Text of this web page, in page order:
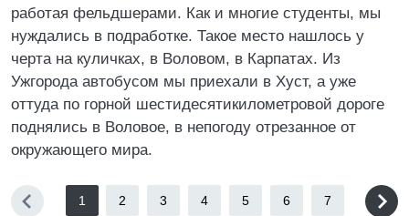
работая фельдшерами. Как и многие студенты, мы
нуждались в подработке. Такое место нашлось у
черта на куличках, в Воловом, в Карпатах. Из
Ужгорода автобусом мы приехали в Хуст, а уже
оттуда по горной шестидесятикилометровой дороге
поднялись в Воловое, в непогоду отрезанное от
окружающего мира.
1 2 3 4 5 6 7